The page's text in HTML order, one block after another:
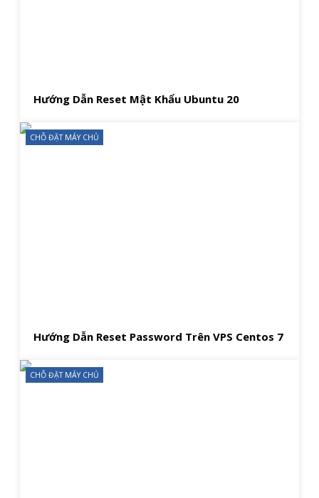
Hướng Dẫn Reset Mật Khẩu Ubuntu 20
CHỖ ĐẶT MÁY CHỦ
Hướng Dẫn Reset Password Trên VPS Centos 7
CHỖ ĐẶT MÁY CHỦ